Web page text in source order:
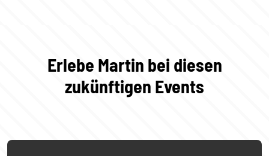
Erlebe Martin bei diesen
zukünftigen Events